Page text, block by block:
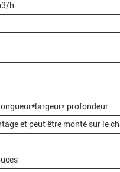
h
* largeur* profondeur
et peut être monté sur le